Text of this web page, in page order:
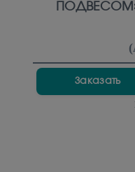
(
Заказать